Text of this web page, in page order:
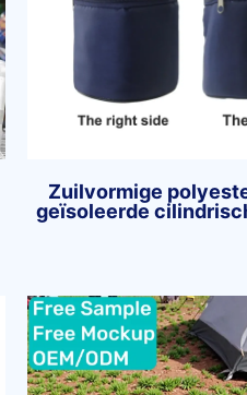
Zuilvormige
geïsoleerde